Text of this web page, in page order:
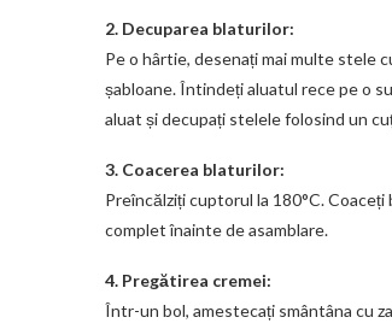
2. Decuparea blaturilor:
Pe o hârtie, desenați mai multe stele
șabloane. Întindeți aluatul rece pe o
aluat și decupați stelele folosind un
3. Coacerea blaturilor:
Preîncălziți cuptorul la 180°C.
complet înainte de asamblare.
4. Pregătirea cremei:
Într-un bol, amestecați smântâna cu